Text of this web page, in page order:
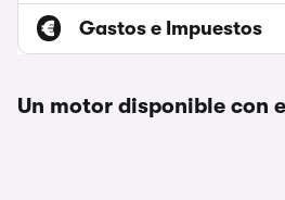
Gastos e Impuestos
Un motor disponible con